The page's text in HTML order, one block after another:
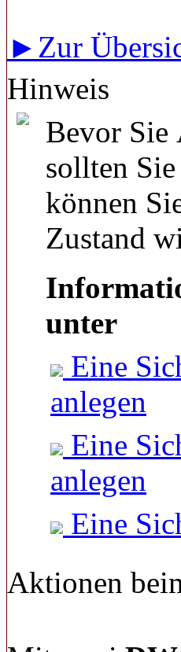
►Zur
Hinweis
Bevor Sie
sollten
können
Zustand
unter
Eine
anlegen
Eine
anlegen
Eine
Aktionen